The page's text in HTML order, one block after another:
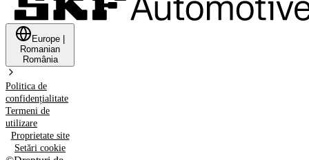
Europe
Romanian
România
Politica de
confidențialitate
Termeni de
utilizare
Proprietate site
Setări cookie